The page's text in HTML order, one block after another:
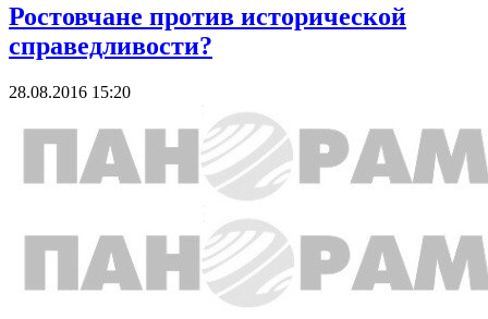
Ростовчане против исторической
справедливости?
28.08.2016 15:20